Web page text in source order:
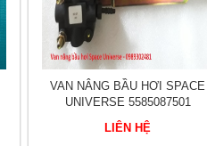
VAN NÂNG BẦU HƠI SPACE
UNIVERSE 5585087501
LIÊN HỆ